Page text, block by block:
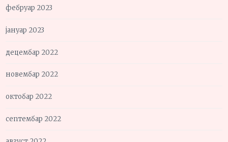
фебруар 2023
јануар 2023
децембар 2022
новембар 2022
октобар 2022
септембар 2022